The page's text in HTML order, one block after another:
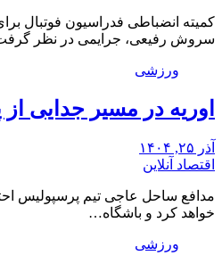
کمیته انضباطی فدراسیون فوتبال
سروش رفیعی، جرایمی در نظر
ورزشی
اوریه در مسیر جدایی
آذر ۲۵, ۱۴۰۴
اقتصاد آنلاین
مدافع ساحل عاجی تیم پرسپولیس
خواهد کرد و باشگاه…
ورزشی